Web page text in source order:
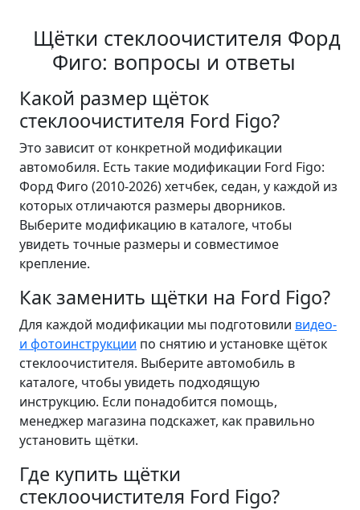
Щётки стеклоочистителя Форд
Фиго: вопросы и ответы
Какой размер щёток
стеклоочистителя Ford Figo?
Это зависит от конкретной модификации
автомобиля. Есть такие модификации Ford Figo:
Форд Фиго (2010-2026) хетчбек, седан, у каждой из
которых отличаются размеры дворников.
Выберите модификацию в каталоге, чтобы
увидеть точные размеры и совместимое
крепление.
Как заменить щётки на Ford Figo?
Для каждой модификации мы подготовили видео-
и фотоинструкции по снятию и установке щёток
стеклоочистителя. Выберите автомобиль в
каталоге, чтобы увидеть подходящую
инструкцию. Если понадобится помощь,
менеджер магазина подскажет, как правильно
установить щётки.
Где купить щётки
стеклоочистителя Ford Figo?